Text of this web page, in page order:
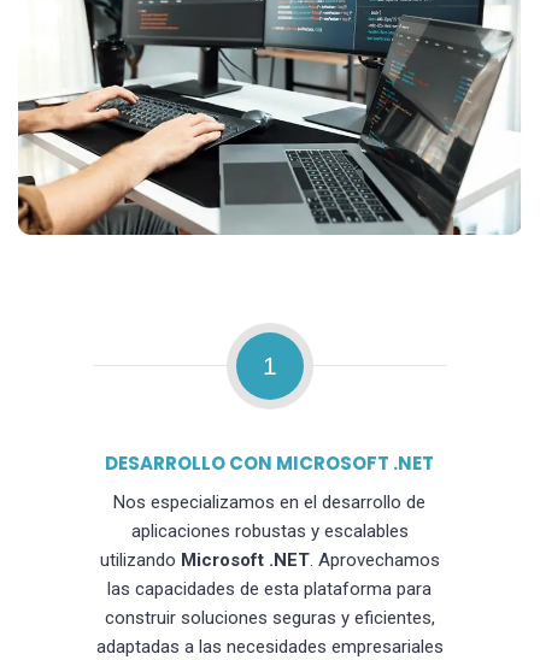
1
DESARROLLO CON MICROSOFT .NET
Nos especializamos en el desarrollo de
aplicaciones robustas y escalables
utilizando Microsoft .NET. Aprovechamos
las capacidades de esta plataforma para
construir soluciones seguras y eficientes,
adaptadas a las necesidades empresariales